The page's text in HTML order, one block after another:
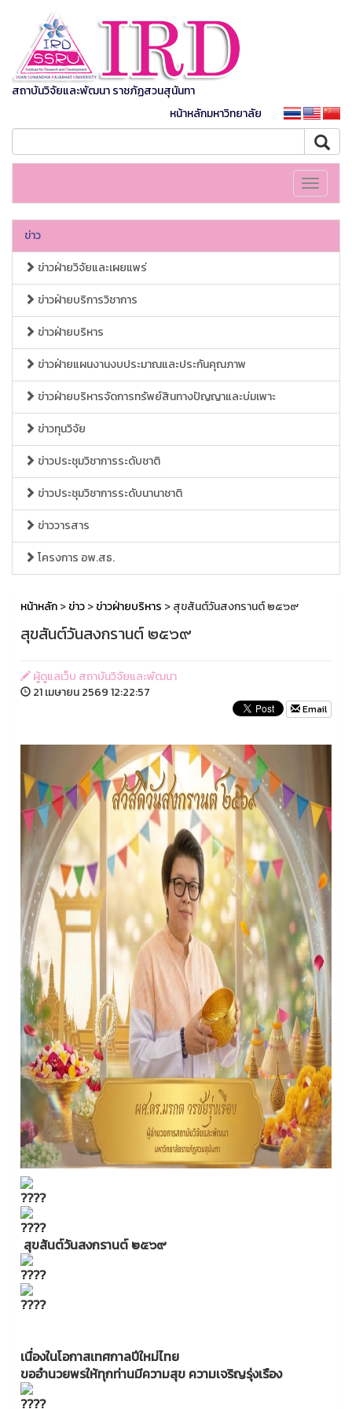
สถาบันวิจัยและพัฒนา ราชภัฏสวนสุนันทา
หน้าหลักมหาวิทยาลัย
Toggle
ข่าว
ข่าวฝ่ายวิจัยและเผยแพร่
ข่าวฝ่ายบริการวิชาการ
ข่าวฝ่ายบริหาร
ข่าวฝ่ายแผนงานงบประมาณและประกันคุณภาพ
ข่าวฝ่ายบริหารจัดการทรัพย์สินทางปัญญาและบ่มเพาะ
ข่าวทุนวิจัย
ข่าวประชุมวิชาการระดับชาติ
ข่าวประชุมวิชาการระดับนานาชาติ
ข่าววารสาร
โครงการ อพ.สธ.
หน้าหลัก>ข่าว>ข่าวฝ่ายบริหาร > สุขสันต์วันสงกรานต์ ๒๕๖๙
สุขสันต์วันสงกรานต์ ๒๕๖๙
ผู้ดูแลเว็บ สถาบันวิจัยและพัฒนา
21 เมษายน 2569 12:22:57
Email
สุขสันต์วันสงกรานต์ ๒๕๖๙
เนื่องในโอกาสเทศกาลปีใหม่ไทย
ขออำนวยพรให้ทุกท่านมีความสุข ความเจริญรุ่งเรือง